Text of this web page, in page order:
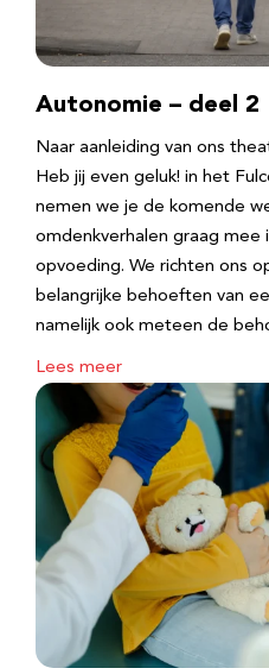
Autonomie – deel 2
Naar aanleiding van ons
Heb jij even geluk! in het
nemen we je de komende
omdenkverhalen graag mee
opvoeding. We richten ons
belangrijke behoeften van
namelijk ook meteen de
Lees meer